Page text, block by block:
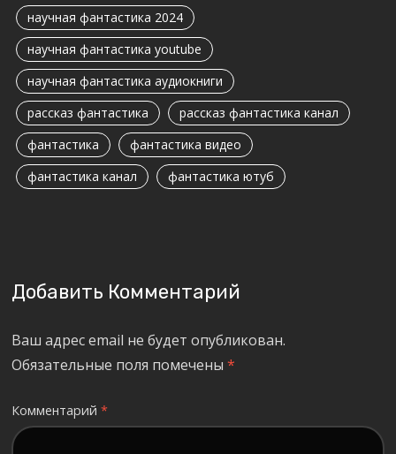
научная фантастика 2024
научная фантастика youtube
научная фантастика аудиокниги
рассказ фантастика
рассказ фантастика канал
фантастика
фантастика видео
фантастика канал
фантастика ютуб
Добавить Комментарий
Ваш адрес email не будет опубликован.
Обязательные поля помечены*
Комментарий*